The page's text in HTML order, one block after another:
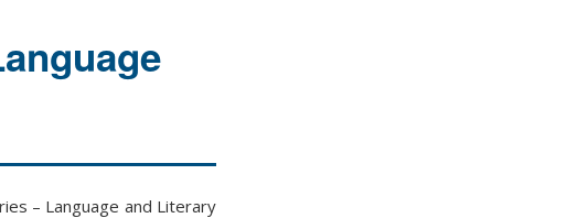
– Language and Literary